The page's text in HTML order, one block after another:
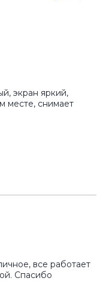
экран яркий,
месте, снимает
все работает
Спасибо